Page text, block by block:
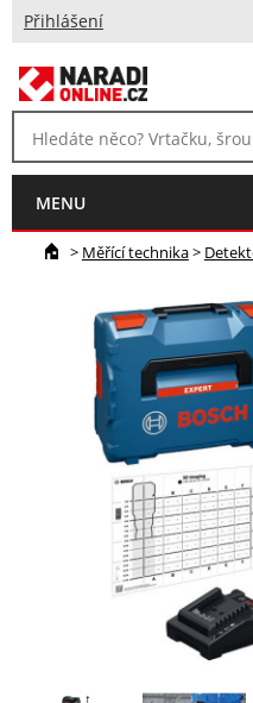
Přihlášení
MENU
> Měřící technika>